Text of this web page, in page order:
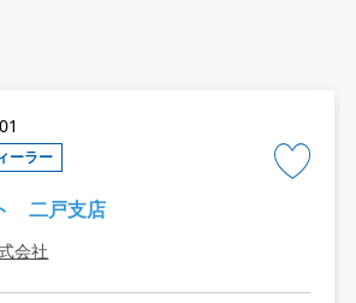
ーラー
二戸支店
会社